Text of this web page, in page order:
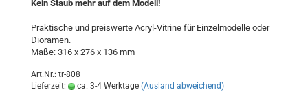
Kein Staub mehr auf dem Modell!
Praktische und preiswerte Acryl-Vitrine für Einzelmodelle oder
Dioramen.
Maße: 316 x 276 x 136 mm
Art.Nr.: tr-808
Lieferzeit:
ca. 3-4 Werktage (Ausland abweichend)